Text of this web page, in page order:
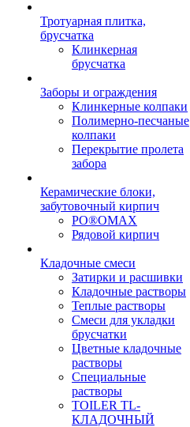
Тротуарная плитка,
брусчатка
Клинкерная
брусчатка
Заборы и ограждения
Клинкерные колпаки
Полимерно-песчаные
колпаки
Перекрытие пролета
забора
Керамические блоки,
забутовочный кирпич
PO®OMAX
Рядовой кирпич
Кладочные смеси
Затирки и расшивки
Кладочные растворы
Теплые растворы
Смеси для укладки
брусчатки
Цветные кладочные
растворы
Специальные
растворы
TOILER TL-
КЛАДОЧНЫЙ